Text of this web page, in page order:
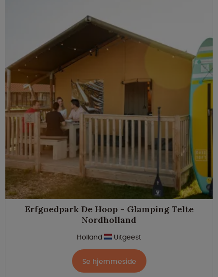
Erfgoedpark De Hoop - Glamping Telte
Nordholland
Holland Uitgeest
Se hjemmeside